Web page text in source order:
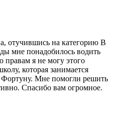
отучившись на категорию В
мне понадобилось водить
я не могу этого
которая занимается
Мне помогли решить
Спасибо вам огромное.